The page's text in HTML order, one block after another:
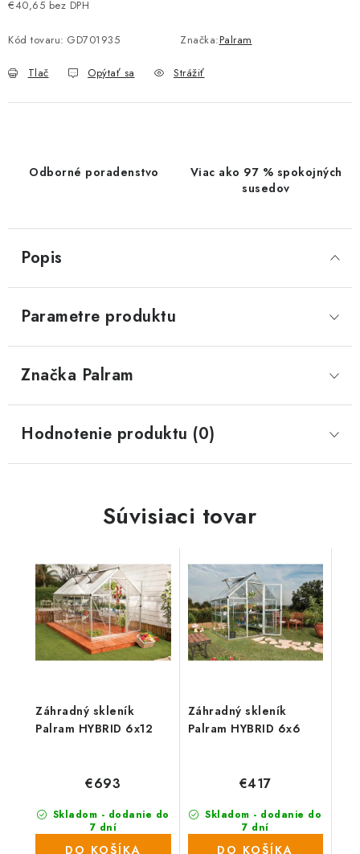
€40,65 bez DPH
Kód tovaru: GD701935 Značka:Palram
Tlač Opýtať sa Strážiť
Odborné poradenstvo
Viac ako 97 % spokojných
susedov
Popis
Parametre produktu
Značka Palram
Hodnotenie produktu (0)
Súvisiaci tovar
Záhradný skleník
Palram HYBRID 6x12
Skladom - dodanie do
7 dní
(20 ks)
€693
DO KOŠÍKA
Záhradný skleník
Palram HYBRID 6x6
Skladom - dodanie do
7 dní
(4 ks)
€417
DO KOŠÍKA